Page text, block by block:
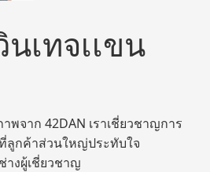
เทจเเขน
พจาก 42DAN เราเชี่ยวชาญการ
ที่ลูกค้าส่วนใหญ่ประทับใจ
างผู้เชี่ยวชาญ